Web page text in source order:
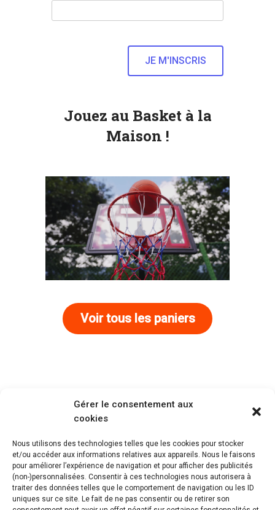
Gérer le consentement aux
cookies
Nous utilisons des technologies telles que les cookies pour stocker
et/ou accéder aux informations relatives aux appareils. Nous le faisons
pour améliorer l’expérience de navigation et pour afficher des publicités
(non-)personnalisées. Consentir à ces technologies nous autorisera à
traiter des données telles que le comportement de navigation ou les ID
uniques sur ce site. Le fait de ne pas consentir ou de retirer son
Jouez au Basket à la
Maison !
Voir tous les paniers